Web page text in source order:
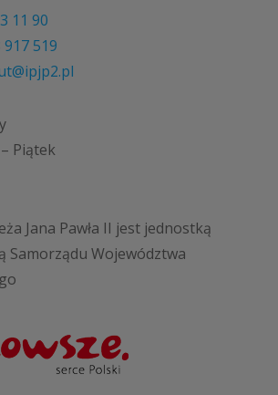
11 90
917 519
Piątek
Jana Pawła II jest jednostką
Samorządu Województwa